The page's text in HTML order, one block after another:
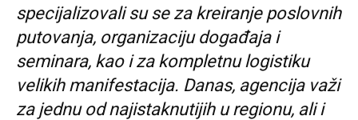
specijalizovali su se za kreiranje poslovnih
putovanja, organizaciju događaja i
seminara, kao i za kompletnu logistiku
velikih manifestacija. Danas, agencija važi
za jednu od najistaknutijih u regionu, ali i